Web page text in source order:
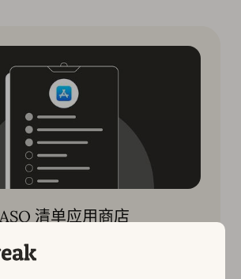
ASO 清单应用商店
ASO 检查清单，了解如何优化应
每个元素，以提高您的应用在应用